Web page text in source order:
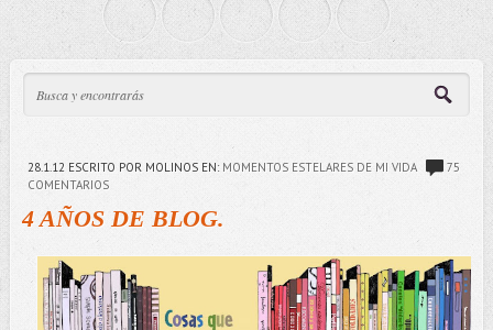
28.1.12 ESCRITO POR MOLINOS EN: MOMENTOS ESTELARES DE MI VIDA
75
COMENTARIOS
4 AÑOS DE BLOG.